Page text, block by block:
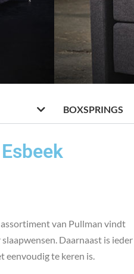
BOXSPRINGS
van Pullman vindt
Daarnaast is ieder
eenvoudig te keren is.